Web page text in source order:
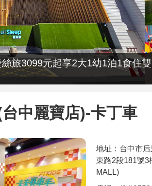
旅3099元起享2大1幼1泊1食住
中麗寶店)-卡丁車
地址：台中市
東路2段181號3
MALL)